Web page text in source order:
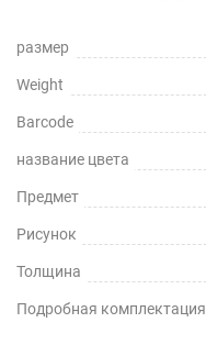
размер
Weight
Barcode
название цвета
Предмет
Рисунок
Толщина
Подробная комплектация